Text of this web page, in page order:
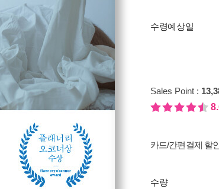
수령예상일
Sales Point :
카드/간편결제 할
수량